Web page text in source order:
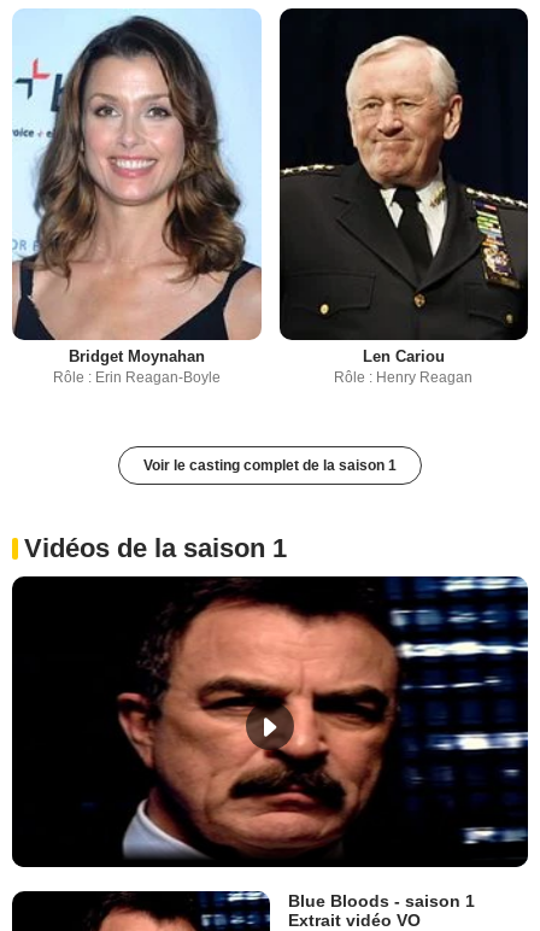
Bridget Moynahan
Rôle : Erin Reagan-Boyle
Len Cariou
Rôle : Henry Reagan
Voir le casting complet de la saison 1
Vidéos de la saison 1
Blue Bloods - saison 1
Extrait vidéo VO